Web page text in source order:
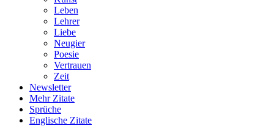
Leben
Lehrer
Liebe
Neugier
Poesie
Vertrauen
Zeit
Newsletter
Mehr Zitate
Sprüche
Englische Zitate